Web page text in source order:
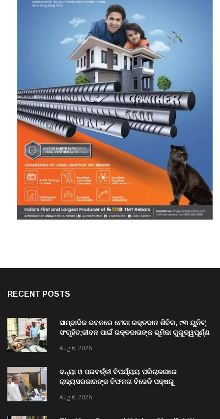
RECENT POSTS
ସାମ୍ବାଦିକ ଭବନରେ ମେଗା ରକ୍ତଦାନ ଶିବିର, ୯୩ ୟୁନିଟ୍
ସଂଗୃହିତ;ଜୀବନ ପାଇଁ ରକ୍ତଦାତାଙ୍କ ଭୂମିକା ଗୁରୁତ୍ୱପୂର୍ଣ୍ଣ
Aug 6, 2026
ବନ୍ୟା ଓ ପରବର୍ତ୍ତୀ ବିପର୍ଯ୍ୟୟ ପରିଚାଳନାରେ
ରାଜ୍ୟସରକାରଙ୍କ ବିଫଳତା ବିଜେଡି ପକ୍ଷରୁ
Aug 6, 2026